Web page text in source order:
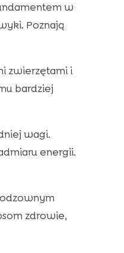
w
Poznają
zwierzętami i
bardziej
wagi.
energii.
zdrowie,